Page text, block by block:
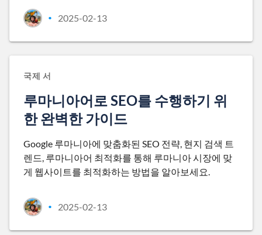
• 2025-02-13
국제 서
루마니아어로 SEO를 수행하기 위
한 완벽한 가이드
Google 루마니아에 맞춤화된 SEO 전략, 현지 검색 트
렌드, 루마니아어 최적화를 통해 루마니아 시장에 맞
게 웹사이트를 최적화하는 방법을 알아보세요.
• 2025-02-13